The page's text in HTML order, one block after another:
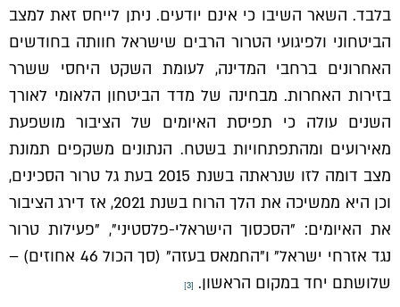
בלבד. השאר השיבו כי אינם יודעים. ניתן לייחס זאת למצב
הביטחוני ולפיגועי הטרור הרבים שישראל חוותה בחודשים
האחרונים ברחבי המדינה, לעומת השקט היחסי ששרר
בזירות האחרות. מבחינה של מדד הביטחון הלאומי לאורך
השנים עולה כי תפיסת האיומים של הציבור מושפעת
מאירועים ומהתפתחויות בשטח. הנתונים משקפים תמונת
מצב דומה לזו שנראתה בשנת 2015 בעת גל טרור הסכינים,
וכן היא ממשיכה את הלך הרוח בשנת 2021, אז דירג הציבור
את האיומים: "הסכסוך הישראלי-פלסטיני", "פעילות טרור
נגד אזרחי ישראל" ו"החמאס בעזה" (סך הכול 46 אחוזים) –
שלושתם יחד במקום הראשון. [3]